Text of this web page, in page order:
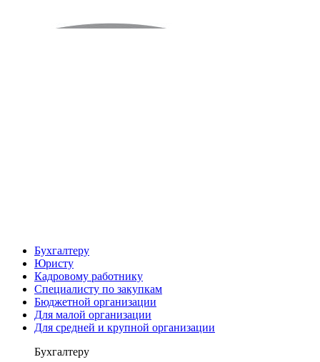
Бухгалтеру
Юристу
Кадровому работнику
Специалисту по закупкам
Бюджетной организации
Для малой организации
Для средней и крупной организации
Бухгалтеру